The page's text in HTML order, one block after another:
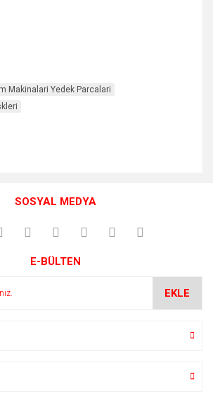
Makinalari Yedek Parcalari
SOSYAL MEDYA
E-BÜLTEN
EKLE